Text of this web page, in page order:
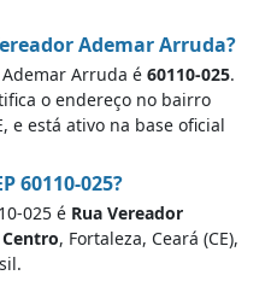
Ademar Arruda?
Ademar Arruda é 60110-025.
o endereço no bairro
e está ativo na base oficial
60110-025?
025 é Rua Vereador
Centro, Fortaleza, Ceará (CE),